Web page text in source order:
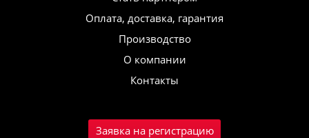
Оплата, доставка, гарантия
Производство
О компании
Контакты
Заявка на регистрацию